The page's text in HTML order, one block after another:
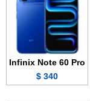
Infinix Note 60 Pro
340 $